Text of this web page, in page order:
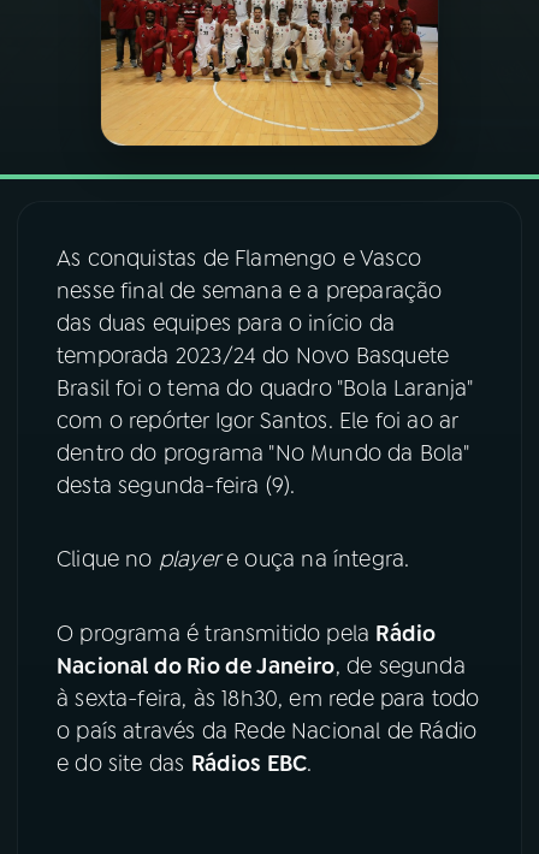
PODCASTS
07ÚLTIMAS
08FESTIVAL DE MÚSICA
ACOMPANHE A RÁDIO NACIONAL
YouTube Facebook
Instagram X
As conquistas de Flamengo e Vasco
nesse final de semana e a preparação
das duas equipes para o início da
temporada 2023/24 do Novo Basquete
Brasil foi o tema do quadro "Bola Laranja"
com o repórter Igor Santos. Ele foi ao ar
dentro do programa "No Mundo da Bola"
desta segunda-feira (9).
Clique no playere ouça na íntegra.
O programa é transmitido pela Rádio
Nacional do Rio de Janeiro, de segunda
à sexta-feira, às 18h30, em rede para todo
o país através da Rede Nacional de Rádio
e do site das Rádios EBC.